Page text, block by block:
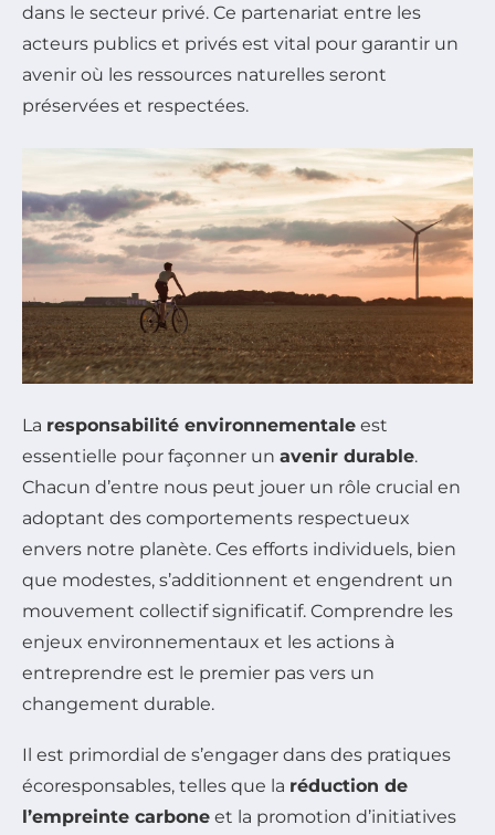
dans le secteur privé. Ce partenariat entre les
acteurs publics et privés est vital pour garantir un
avenir où les ressources naturelles seront
préservées et respectées.
La responsabilité environnementale est
essentielle pour façonner un avenir durable.
Chacun d’entre nous peut jouer un rôle crucial en
adoptant des comportements respectueux
envers notre planète. Ces efforts individuels, bien
que modestes, s’additionnent et engendrent un
mouvement collectif significatif. Comprendre les
enjeux environnementaux et les actions à
entreprendre est le premier pas vers un
changement durable.
Il est primordial de s’engager dans des pratiques
écoresponsables, telles que la réduction de
l’empreinte carbone et la promotion d’initiatives